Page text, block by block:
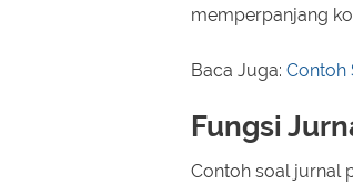
memperpanjang
Baca Juga: Contoh
Fungsi
Contoh soal jurnal